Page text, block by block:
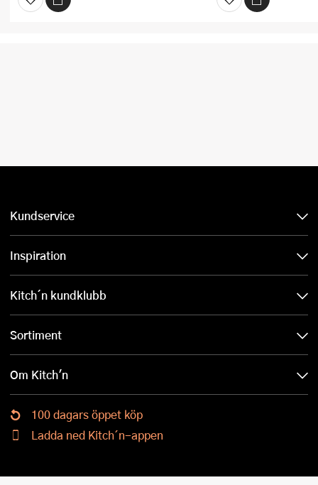
Kundservice
Inspiration
Kitch´n kundklubb
Sortiment
Om Kitch'n
100 dagars öppet köp
Ladda ned Kitch´n-appen